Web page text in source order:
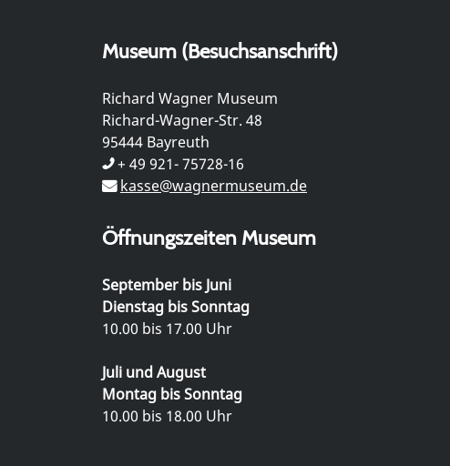
Museum (Besuchsanschrift)
Richard Wagner Museum
Richard-Wagner-Str. 48
95444 Bayreuth
+ 49 921- 75728-16
kasse@wagnermuseum.de
Öffnungszeiten Museum
September bis Juni
Dienstag bis Sonntag
10.00 bis 17.00 Uhr
Juli und August
Montag bis Sonntag
10.00 bis 18.00 Uhr